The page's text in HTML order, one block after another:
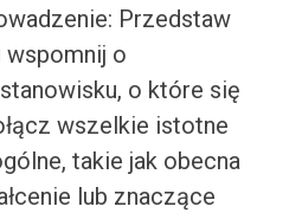
Przedstaw
o
o które się
wszelkie istotne
takie jak obecna
lub znaczące